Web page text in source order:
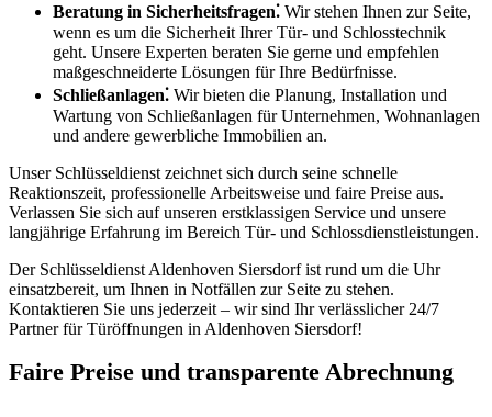
Beratung in Sicherheitsfragen⁚ Wir stehen Ihnen zur Seite,
wenn es um die Sicherheit Ihrer Tür- und Schlosstechnik
geht.​ Unsere Experten beraten Sie gerne und empfehlen
maßgeschneiderte Lösungen für Ihre Bedürfnisse.​
Schließanlagen⁚ Wir bieten die Planung, Installation und
Wartung von Schließanlagen für Unternehmen, Wohnanlagen
und andere gewerbliche Immobilien an.
Unser Schlüsseldienst zeichnet sich durch seine schnelle
Reaktionszeit, professionelle Arbeitsweise und faire Preise aus.​
Verlassen Sie sich auf unseren erstklassigen Service und unsere
langjährige Erfahrung im Bereich Tür- und Schlossdienstleistungen.​
Der Schlüsseldienst Aldenhoven Siersdorf ist rund um die Uhr
einsatzbereit, um Ihnen in Notfällen zur Seite zu stehen.​
Kontaktieren Sie uns jederzeit – wir sind Ihr verlässlicher 24/7
Partner für Türöffnungen in Aldenhoven Siersdorf!​
Faire Preise und transparente Abrechnung